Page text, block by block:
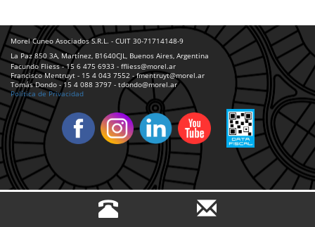
Morel Cuneo Asociados S.R.L. - CUIT 30-71714148-9
La Paz 850 3A, Martínez, B1640CJL, Buenos Aires, Argentina
Facundo Fliess - 15 6 475 6933 - ffliess@morel.ar
Francisco Mentruyt - 15 4 043 7552 - fmentruyt@morel.ar
Tomás Dondo - 15 4 088 3797 - tdondo@morel.ar
Política de Privacidad